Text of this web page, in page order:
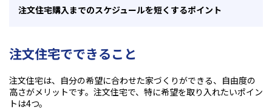
注文住宅購入までのスケジュールを短くするポイント
注文住宅でできること
注文住宅は、自分の希望に合わせた家づくりができる、自由度の
高さがメリットです。注文住宅で、特に希望を取り入れたいポイン
トは4つ。